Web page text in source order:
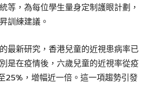
等，為每位學生量身定制護眼計劃，
訓練建議。
最新研究，香港兒童的近視患病率已
是在疫情後，六歲兒童的近視率從疫
25%，增幅近一倍。這一項趨勢引發